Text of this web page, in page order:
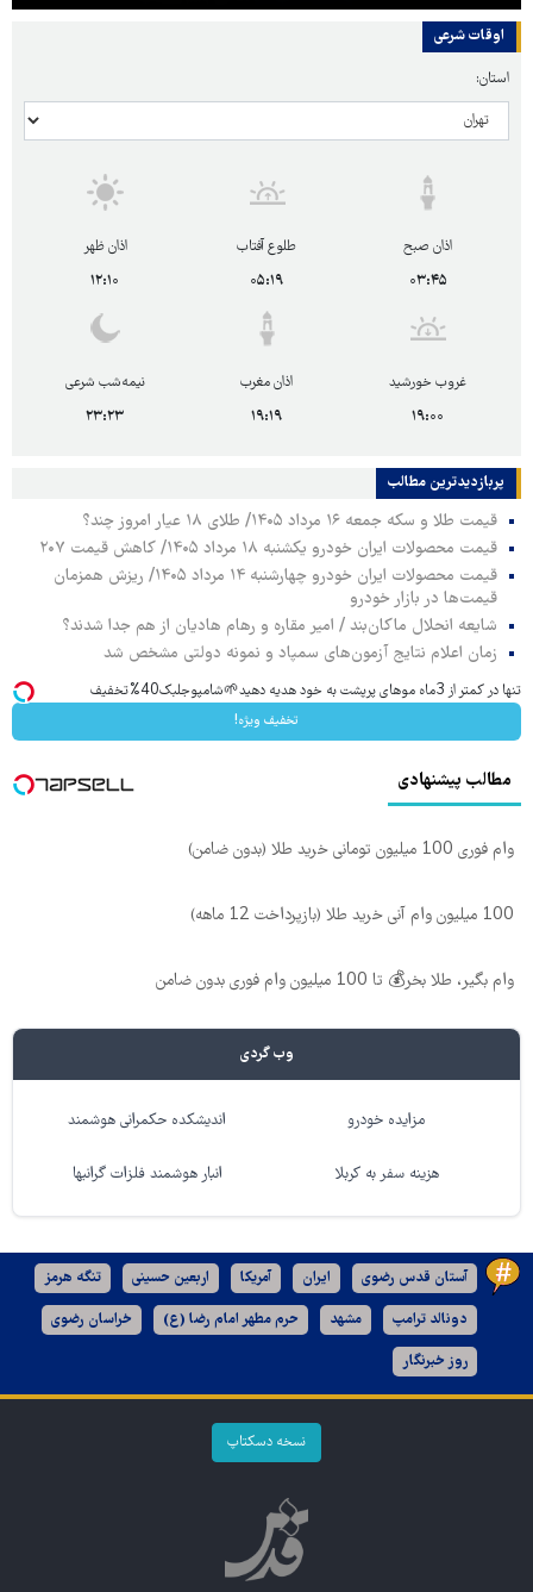
اوقات شرعی
استان:
اذان صبح
۰۳:۴۵
طلوع آفتاب
۰۵:۱۹
اذان ظهر
۱۲:۱۰
غروب خورشید
۱۹:۰۰
اذان مغرب
۱۹:۱۹
نیمه‌شب شرعی
۲۳:۲۳
پربازدیدترین‌ مطالب
قیمت طلا و سکه جمعه ۱۶ مرداد ۱۴۰۵/ طلای ۱۸ عیار امروز چند؟
قیمت محصولات ایران خودرو یکشنبه ۱۸ مرداد ۱۴۰۵/ کاهش قیمت ۲۰۷
قیمت محصولات ایران خودرو چهارشنبه ۱۴ مرداد ۱۴۰۵/ ریزش همزمان
قیمت‌ها در بازار خودرو
شایعه انحلال ماکان‌بند / امیر مقاره و رهام هادیان از هم جدا شدند؟
زمان اعلام نتایج آزمون‌های سمپاد و نمونه دولتی مشخص شد
تنها در کمتر از 3ماه موهای پرپشت به خود هدیه دهید🌱شامپوجلبک40%تخفیف
تخفیف ویژه!
مطالب پیشنهادی
وام فوری 100 میلیون تومانی خرید طلا (بدون ضامن)
100 میلیون وام آنی خرید طلا (بازپرداخت 12 ماهه)
وام بگیر، طلا بخر💰 تا 100 میلیون وام فوری بدون ضامن
وب گردی
مزایده خودرو اندیشکده حکمرانی هوشمند
هزینه سفر به کربلا انبار هوشمند فلزات گرانبها
آستان قدس رضوی ایران آمریکا اربعین حسینی تنگه هرمز
دونالد ترامپ مشهد حرم مطهر امام رضا (ع) خراسان رضوی
روز خبرنگار
نسخه دسکتاپ